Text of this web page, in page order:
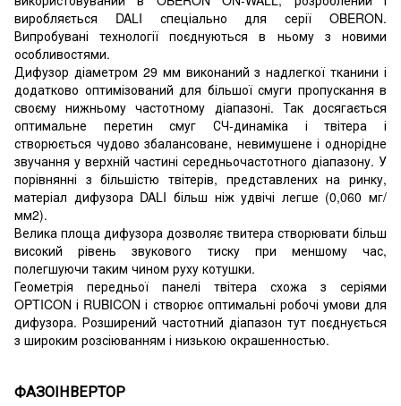
виробляється DALI спеціально для серії OBERON.
Випробувані технології поєднуються в ньому з новими
особливостями.
Дифузор діаметром 29 мм виконаний з надлегкої тканини і
додатково оптимізований для більшої смуги пропускання в
своєму нижньому частотному діапазоні. Так досягається
оптимальне перетин смуг СЧ-динаміка і твітера і
створюється чудово збалансоване, невимушене і однорідне
звучання у верхній частині середньочастотного діапазону. У
порівнянні з більшістю твітерів, представлених на ринку,
матеріал дифузора DALI більш ніж удвічі легше (0,060 мг/
мм2).
Велика площа дифузора дозволяє твитера створювати більш
високий рівень звукового тиску при меншому час,
полегшуючи таким чином руху котушки.
Геометрія передньої панелі твітера схожа з серіями
OPTICON і RUBICON і створює оптимальні робочі умови для
дифузора. Розширений частотний діапазон тут поєднується
з широким розсіюванням і низькою окрашенностью.
ФАЗОІНВЕРТОР